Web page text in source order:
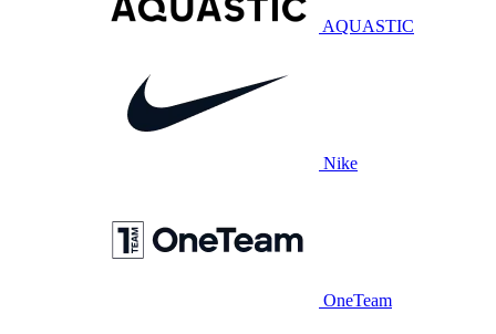
AQUASTIC
Nike
OneTeam